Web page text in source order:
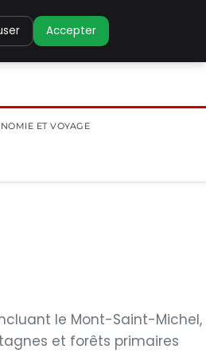
ET VOYAGE
le Mont-Saint-Michel,
et forêts primaires
Accepter